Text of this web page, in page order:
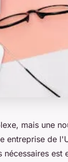
mais une
entreprise de
est